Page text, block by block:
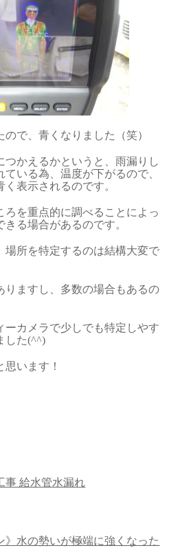
で、青くなりました（笑）
つかえるかというと、雨漏りし
いる為、温度が下がるので、
表示されるのです。
ろを重点的に調べることによっ
る場合があるのです。
場所を特定するのは結構大変で
りますし、多数の場合もあるの
ーカメラで少しでも特定しやす
した(^^)
います！
事 給水管水漏れ
》水の勢いが極端に強くなった